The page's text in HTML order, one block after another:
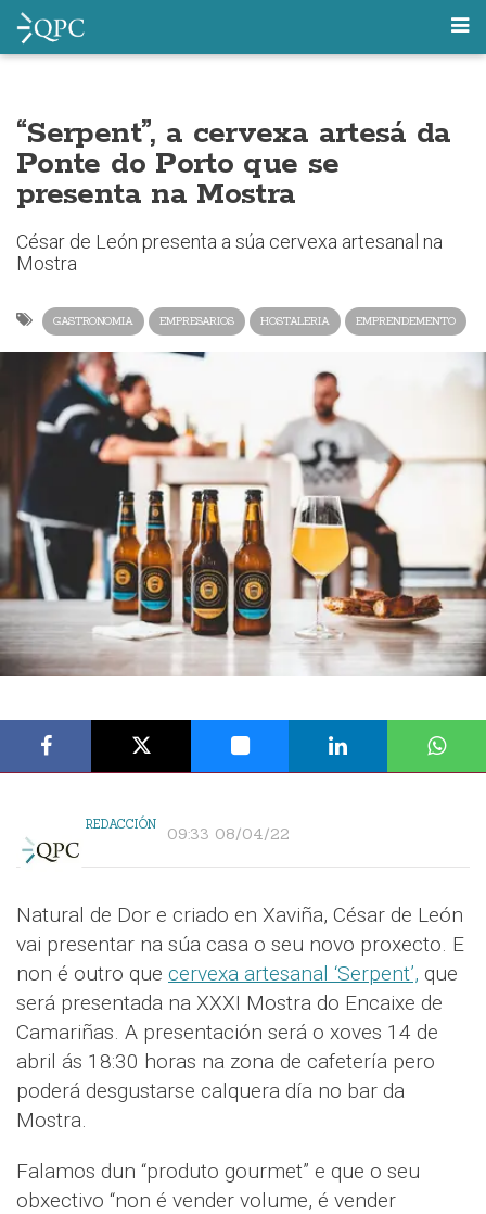
“Serpent”, a cervexa artesá da
Ponte do Porto que se
presenta na Mostra
César de León presenta a súa cervexa artesanal na
Mostra
GASTRONOMIA EMPRESARIOS HOSTALERIA EMPRENDEMENTO
REDACCIÓN 09:33 08/04/22
Natural de Dor e criado en Xaviña, César de León
vai presentar na súa casa o seu novo proxecto. E
non é outro que cervexa artesanal ‘Serpent’, que
será presentada na XXXI Mostra do Encaixe de
Camariñas. A presentación será o xoves 14 de
abril ás 18:30 horas na zona de cafetería pero
poderá desgustarse calquera día no bar da
Mostra.
Falamos dun “produto gourmet” e que o seu
obxectivo “non é vender volume, é vender